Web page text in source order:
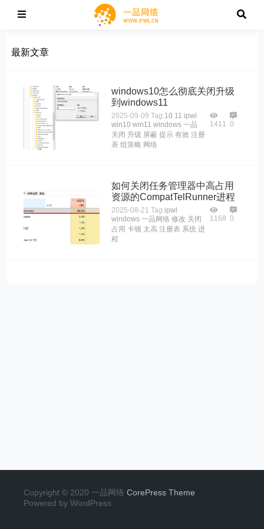
最新文章
windows10怎么彻底关闭升级
到windows11
2025-09-09 Tag:10 11 ipwl
win10 win11 windows 一品
关闭 升级 屏蔽 提示 有效 注册
表 组策略 网络
1411 0
如何关闭任务管理器中高占用
资源的CompatTelRunner进程
2025-08-21 Tag:ipwl
windows 一品网络 修改 关闭
占用 卡顿 太高 注册表 系统 进
程
1168 0
Copyright © 2020 一品网络 CorePress Theme
Powered by WordPress